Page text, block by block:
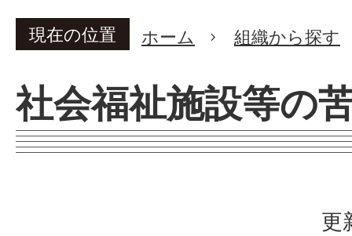
現在の位置 ホーム 組織から探す
社会福祉施設等の
更